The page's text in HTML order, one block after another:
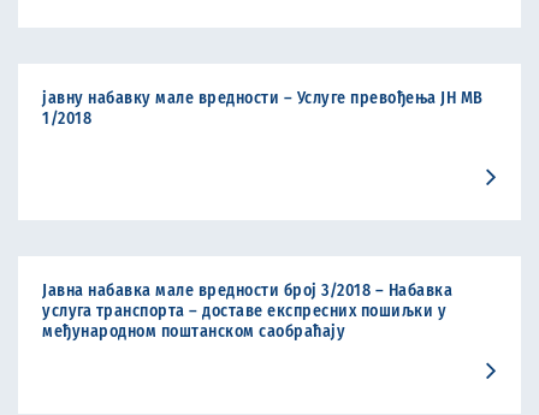
јавну набавку мале вредности – Услуге превођења ЈН МВ
1/2018
Јавна набавка мале вредности број 3/2018 – Набавка
услуга транспорта – доставе експресних пошиљки у
међународном поштанском саобраћају